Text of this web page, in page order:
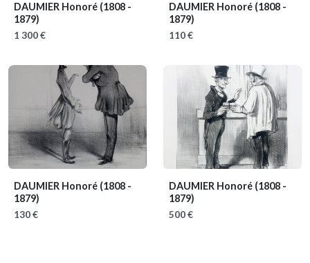
DAUMIER Honoré (1808 -
1879)
1 300 €
DAUMIER Honoré (1808 -
1879)
110 €
DAUMIER Honoré (1808 -
1879)
130 €
DAUMIER Honoré (1808 -
1879)
500 €